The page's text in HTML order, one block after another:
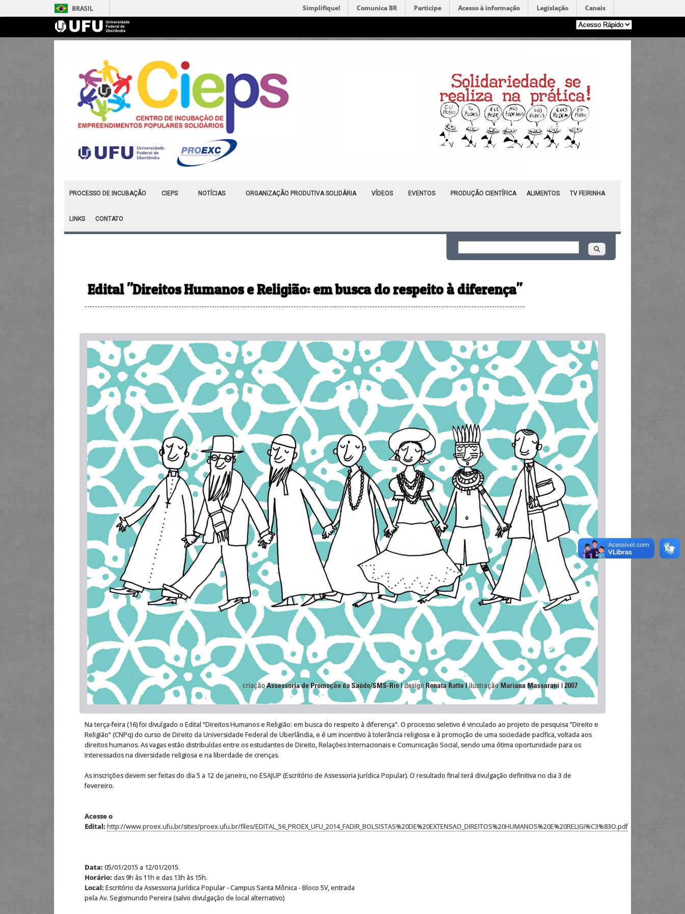
BRASIL Simplifique! Comunica BR Participe Acesso à informação Legislação Canais
PROCESSO DE INCUBAÇÃO CIEPS NOTÍCIAS ORGANIZAÇÃO PRODUTIVA SOLIDÁRIA VÍDEOS EVENTOS PRODUÇÃO CIENTÍFICA ALIMENTOS TV FEIRINHA
LINKS CONTATO
Formulário de busca
Buscar
Edital "Direitos Humanos e Religião: em busca do respeito à diferença"
Na terça-feira (16) foi divulgado o Edital "Direitos Humanos e Religião: em busca do respeito à diferença". O processo seletivo é vinculado ao projeto de pesquisa "Direito e
Religião" (CNPq) do curso de Direito da Universidade Federal de Uberlândia, e é um incentivo à tolerância religiosa e à promoção de uma sociedade pacífica, voltada aos
direitos humanos. As vagas estão distribuídas entre os estudantes de Direito, Relações Internacionais e Comunicação Social, sendo uma ótima oportunidade para os
interessados na diversidade religiosa e na liberdade de crenças.
As inscrições devem ser feitas do dia 5 a 12 de janeiro, no ESAJUP (Escritório de Assessoria Jurídica Popular). O resultado final terá divulgação definitiva no dia 3 de
fevereiro.
Acesse o
Edital: http://www.proex.ufu.br/sites/proex.ufu.br/files/EDITAL_56_PROEX_UFU_2014_FADIR_BOLSISTAS%20DE%20EXTENSAO_DIREITOS%20HUMANOS%20E%20RELIGI%C3%83O.pdf
Data: 05/01/2015 a 12/01/2015.
Horário: das 9h às 11h e das 13h às 15h.
Local: Escritório da Assessoria Jurídica Popular - Campus Santa Mônica - Bloco 5V, entrada
pela Av. Segismundo Pereira (salvo divulgação de local alternativo)